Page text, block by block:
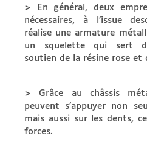
> En général, deux
nécessaires, à l’issue
réalise une armature
un squelette qui sert
soutien de la résine rose et
> Grâce au châssis
peuvent s’appuyer non
mais aussi sur les dents,
forces.